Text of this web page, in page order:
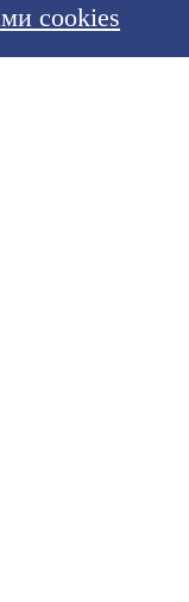
cookies